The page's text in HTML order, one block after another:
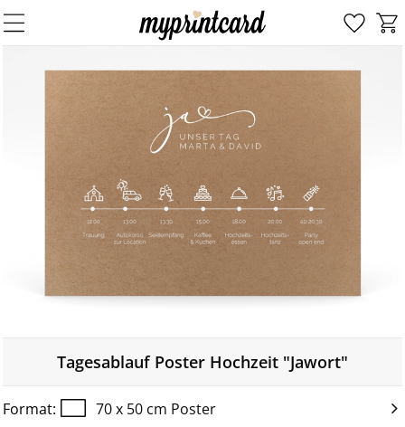
Tagesablauf Poster Hochzeit "Jawort"
70 x 50 cm Poster